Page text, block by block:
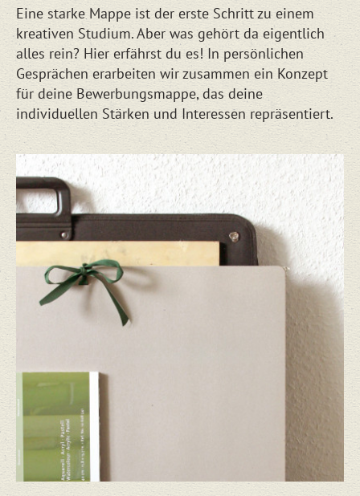
Eine starke Mappe ist der erste Schritt zu einem
kreativen Studium. Aber was gehört da eigentlich
alles rein? Hier erfährst du es! In persönlichen
Gesprächen erarbeiten wir zusammen ein Konzept
für deine Bewerbungsmappe, das deine
individuellen Stärken und Interessen repräsentiert.